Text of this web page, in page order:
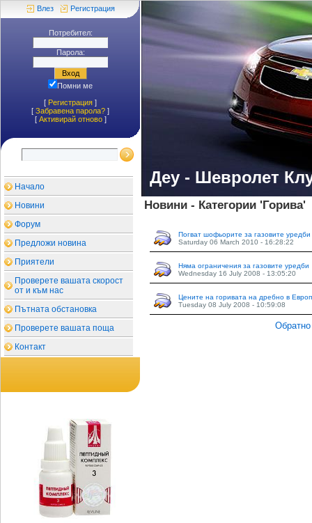
Влез Регистрация
Потребител:
Парола:
Помни ме
[ Регистрация ]
[ Забравена парола? ]
[ Aктивирай отново]
Начало
Новини
Форум
Предложи новина
Приятели
Проверете вашата скорост
от и към нас
Пътната обстановка
Проверете вашата поща
Контакт
Деу - Шевролет
Новини - Категории 'Горива'
Погват шофьорите за газовите уредби
Saturday 06 March 2010 - 16:28:22
Няма ограничения за газовите уредби
Wednesday 16 July 2008 - 13:05:20
Цените на горивата на дребно в
Tuesday 08 July 2008 - 10:59:08